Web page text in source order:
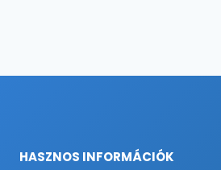
HASZNOS INFORMÁCIÓK